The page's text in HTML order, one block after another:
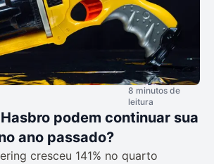
8 minutos de
leitura
podem continuar sua
ano passado?
cresceu 141% no quarto